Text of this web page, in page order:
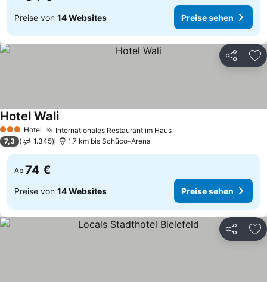
Preise von 14 Websites Preise sehen
Teilen
3 SterneHotel Internationales Restaurant im Haus
Hotel Wali
7,3 1.345 1.7 km bis Schüco-Arena
Ab 74 €
Preise von 14 Websites Preise sehen
Teilen